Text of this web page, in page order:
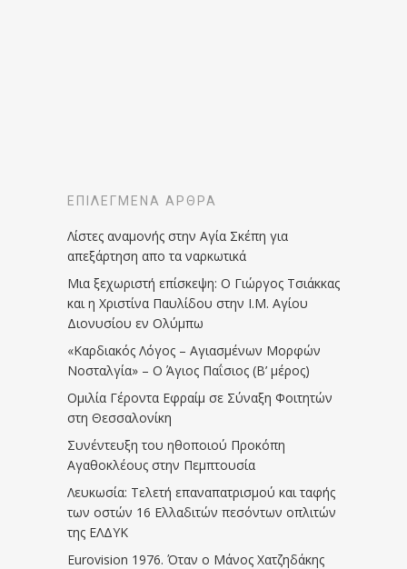
ΕΠΙΛΕΓΜΈΝΑ ΆΡΘΡΑ
Λίστες αναμονής στην Αγία Σκέπη για
απεξάρτηση απο τα ναρκωτικά
Μια ξεχωριστή επίσκεψη: Ο Γιώργος Τσιάκκας
και η Χριστίνα Παυλίδου στην Ι.Μ. Αγίου
Διονυσίου εν Ολύμπω
«Καρδιακός Λόγος – Αγιασμένων Μορφών
Νοσταλγία» – Ο Άγιος Παΐσιος (Β’ μέρος)
Ομιλία Γέροντα Εφραίμ σε Σύναξη Φοιτητών
στη Θεσσαλονίκη
Συνέντευξη του ηθοποιού Προκόπη
Αγαθοκλέους στην Πεμπτουσία
Λευκωσία: Τελετή επαναπατρισμού και ταφής
των οστών 16 Ελλαδιτών πεσόντων οπλιτών
της ΕΛΔΥΚ
Eurovision 1976. Όταν ο Μάνος Χατζηδάκης